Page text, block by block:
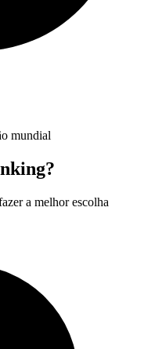
mundial
a melhor escolha